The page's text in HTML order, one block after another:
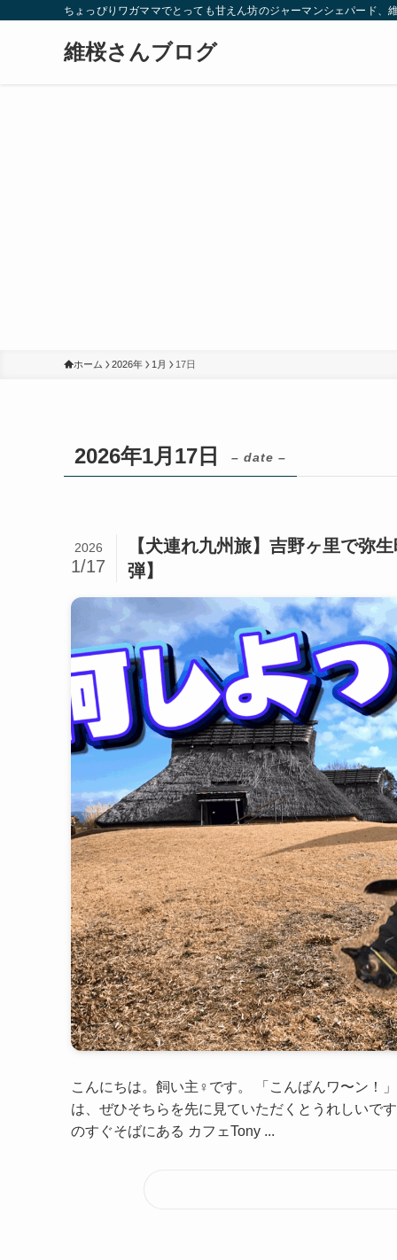
ちょっぴりワガママでとっても甘えん坊のジャーマンシェパード、
維桜さんブログ
ホーム 2026年 1月 17日
2026年1月17日 – date –
【犬連れ九州旅】吉野ヶ里で弥
弾】
2026
1/17
こんにちは。飼い主♀です。 「こんばんワ〜ン
は、ぜひそちらを先に見ていただくとうれしい
のすぐそばにある カフェTony ...